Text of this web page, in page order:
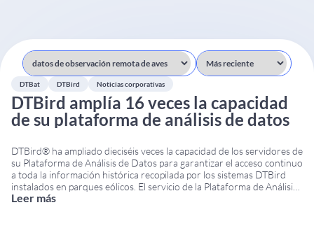
DTBat DTBird Noticias corporativas
DTBird amplía 16 veces la capacidad
de su plataforma de análisis de datos
DTBird® ha ampliado dieciséis veces la capacidad de los servidores de
su Plataforma de Análisis de Datos para garantizar el acceso continuo
a toda la información histórica recopilada por los sistemas DTBird
instalados en parques eólicos. El servicio de la Plataforma de Análisis
de Datos comenzó a funcionar en junio de 2012. Su objetivo es
Leer más